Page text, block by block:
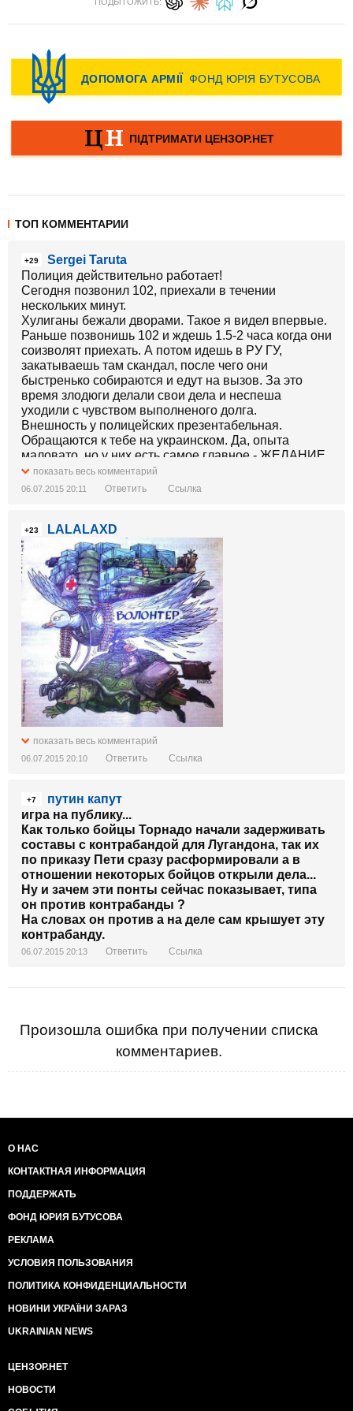
ТОП КОММЕНТАРИИ
+29
Sergei Taruta
Полиция действительно работает!
Сегодня позвонил 102, приехали в течении
нескольких минут.
Хулиганы бежали дворами. Такое я видел впервые.
Раньше позвонишь 102 и ждешь 1.5-2 часа когда они
соизволят приехать. А потом идешь в РУ ГУ,
закатываешь там скандал, после чего они
быстренько собираются и едут на вызов. За это
время злодюги делали свои дела и неспеша
уходили с чувством выполненого долга.
Внешность у полицейских презентабельная.
Обращаются к тебе на украинском. Да, опыта
маловато, но у них есть самое главное - ЖЕЛАНИЕ
бороться с преступностью!
Зачем мне "профессиональная" оперативно-
"профессиональный" следователь, который говорит:
"я никого не могу найти, значит нет оснований для
открытия уголовного производства"???
Пошли они все на хрен, эти пузатые и свинорылые
"профессионалы"!!!
показать весь комментарий
06.07.2015 20:11 Ответить Ссылка
+23 LALALAXD
показать весь комментарий
06.07.2015 20:10 Ответить Ссылка
+7
путин капут
игра на публику...
Как только бойцы Торнадо начали задерживать
составы с контрабандой для Лугандона, так их
по приказу Пети сразу расформировали а в
отношении некоторых бойцов открыли дела...
Ну и зачем эти понты сейчас показывает, типа
он против контрабанды ?
На словах он против а на деле сам крышует эту
контрабанду.
06.07.2015 20:13 Ответить Ссылка
Произошла ошибка при получении списка
комментариев.
О НАС
КОНТАКТНАЯ ИНФОРМАЦИЯ
ПОДДЕРЖАТЬ
ФОНД ЮРИЯ БУТУСОВА
РЕКЛАМА
УСЛОВИЯ ПОЛЬЗОВАНИЯ
ПОЛИТИКА КОНФИДЕНЦИАЛЬНОСТИ
НОВИНИ УКРАЇНИ ЗАРАЗ
UKRAINIAN NEWS
ЦЕНЗОР.НЕТ
НОВОСТИ